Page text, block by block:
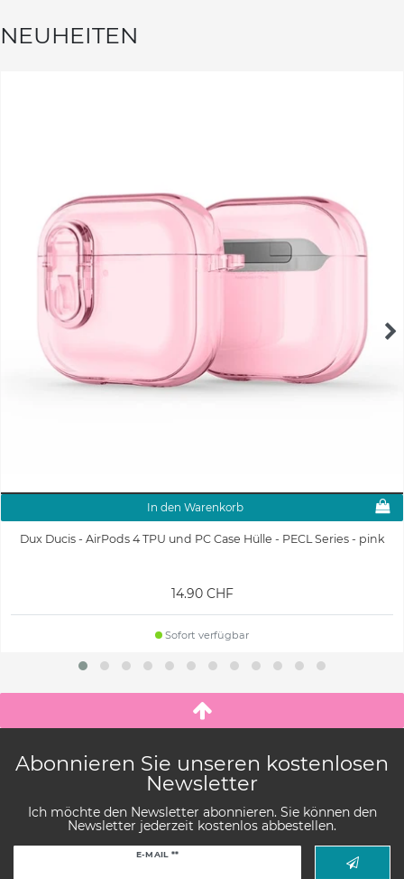
NEUHEITEN
In den Warenkorb
Dux Ducis - AirPods 4 TPU und PC Case Hülle - PECL Series - pink
14.90 CHF
Sofort verfügbar
Abonnieren Sie unseren kostenlosen
Newsletter
Ich möchte den Newsletter abonnieren. Sie können den
Newsletter jederzeit kostenlos abbestellen.
E-MAIL **